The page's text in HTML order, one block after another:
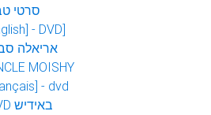
סרטי
- DVD]
אריאלה
MOISHY
- dvd
DVD באידיש